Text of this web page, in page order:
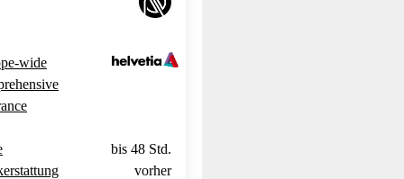
wide
bis 48 Std.
vorher